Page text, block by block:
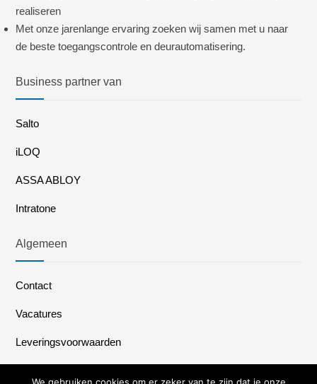
realiseren
Met onze jarenlange ervaring zoeken wij samen met u naar
de beste toegangscontrole en deurautomatisering.
Business partner van
Salto
iLOQ
ASSA ABLOY
Intratone
Algemeen
Contact
Vacatures
Leveringsvoorwaarden